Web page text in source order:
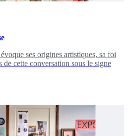
ses origines artistiques, sa foi
cette conversation sous le signe